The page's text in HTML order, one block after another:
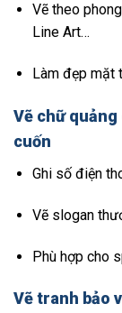
Vẽ theo
Line Art…
Làm đẹp mặt
Vẽ chữ
cuốn
Ghi số điện
Vẽ slogan
Phù hợp cho
Vẽ tranh bảo